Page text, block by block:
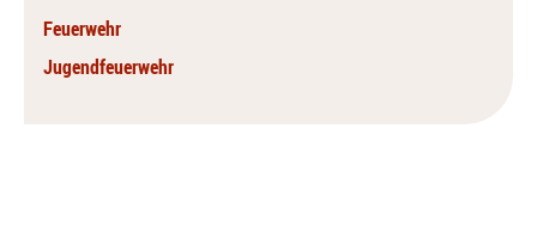
Feuerwehr
Jugendfeuerwehr